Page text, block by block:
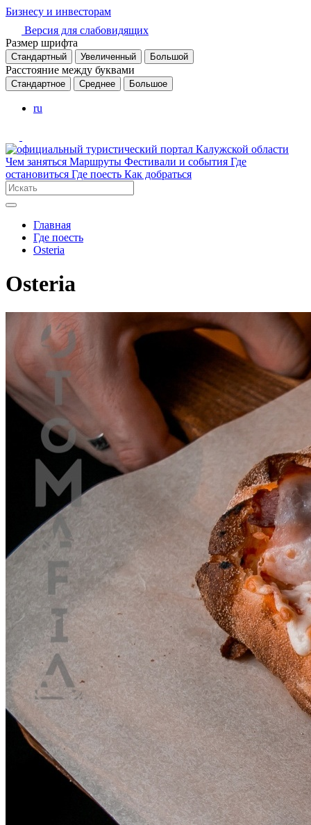
Бизнесу и инвесторам
Версия для слабовидящих
Размер шрифта
Стандартный Увеличенный Большой
Расстояние между буквами
Стандартное Среднее Большое
ru
Чем заняться Маршруты Фестивали и события Где
остановиться Где поесть Как добраться
Главная
Где поесть
Оsteria
Оsteria